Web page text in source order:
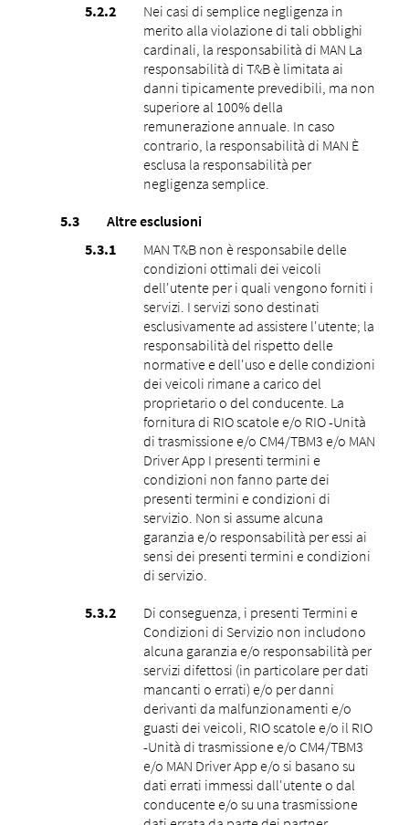
Nei casi di semplice negligenza in
merito alla violazione di tali obblighi
cardinali, la responsabilità di MAN La
responsabilità di T&B è limitata ai
danni tipicamente prevedibili, ma non
superiore al 100% della
remunerazione annuale. In caso
contrario, la responsabilità di MAN È
esclusa la responsabilità per
negligenza semplice.
Altre esclusioni
MAN T&B non è responsabile delle
condizioni ottimali dei veicoli
dell'utente per i quali vengono forniti i
servizi. I servizi sono destinati
esclusivamente ad assistere l'utente; la
responsabilità del rispetto delle
normative e dell'uso e delle condizioni
dei veicoli rimane a carico del
proprietario o del conducente. La
fornitura di RIO scatole e/o RIO -Unità
di trasmissione e/o CM4/TBM3 e/o MAN
Driver App I presenti termini e
condizioni non fanno parte dei
presenti termini e condizioni di
servizio. Non si assume alcuna
garanzia e/o responsabilità per essi ai
sensi dei presenti termini e condizioni
di servizio.
Di conseguenza, i presenti Termini e
Condizioni di Servizio non includono
alcuna garanzia e/o responsabilità per
servizi difettosi (in particolare per dati
mancanti o errati) e/o per danni
derivanti da malfunzionamenti e/o
guasti dei veicoli, RIO scatole e/o il RIO
-Unità di trasmissione e/o CM4/TBM3
e/o MAN Driver App e/o si basano su
dati errati immessi dall'utente o dal
conducente e/o su una trasmissione